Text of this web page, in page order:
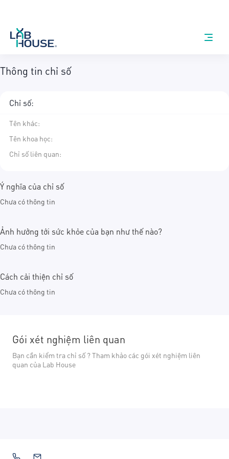
Thông tin chỉ số
Chỉ số:
Tên khác:
Tên khoa học:
Chỉ số liên quan:
Ý nghĩa của chỉ số
Chưa có thông tin
Ảnh hưởng tới sức khỏe của bạn như thế nào?
Chưa có thông tin
Cách cải thiện chỉ số
Chưa có thông tin
Gói xét nghiệm liên quan
Bạn cần kiểm tra chỉ số ? Tham khảo các gói xét nghiệm liên
quan của Lab House